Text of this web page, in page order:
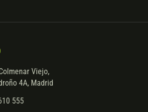
Viejo,
4A, Madrid
555